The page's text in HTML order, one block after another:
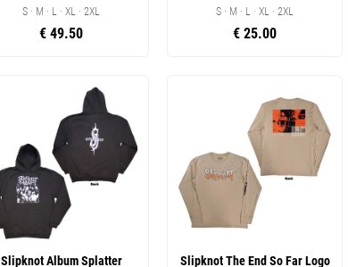
S · M · L · XL · 2XL
€ 49.50
S · M · L · XL · 2XL
€ 25.00
Slipknot Album Splatter
Slipknot The End So Far Logo